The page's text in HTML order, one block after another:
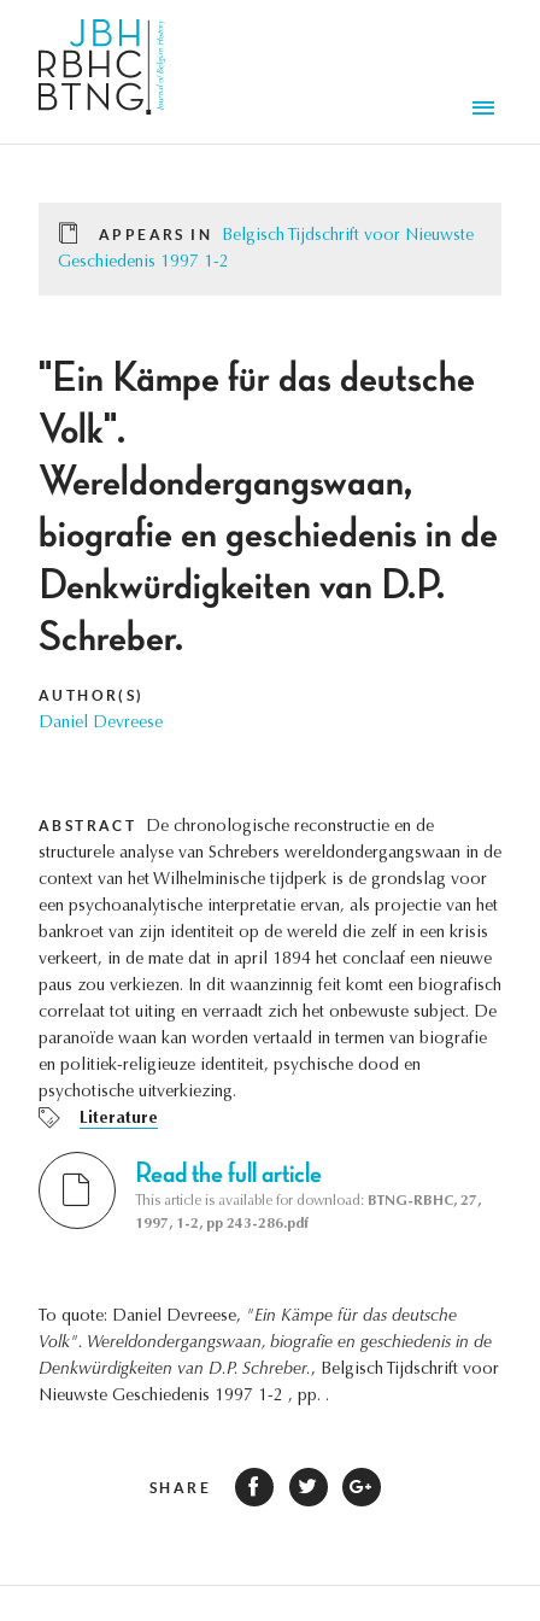
APPEARS IN
Belgisch Tijdschrift voor Nieuwste
Geschiedenis 1997 1-2
"Ein Kämpe für das deutsche
Volk".
Wereldondergangswaan,
biografie en geschiedenis in de
Denkwürdigkeiten van D.P.
Schreber.
AUTHOR(S)
Daniel Devreese
ABSTRACT
De chronologische reconstructie en de
structurele analyse van Schrebers wereldondergangswaan in de
context van het Wilhelminische tijdperk is de grondslag voor
een psychoanalytische interpretatie ervan, als projectie van het
bankroet van zijn identiteit op de wereld die zelf in een krisis
verkeert, in de mate dat in april 1894 het conclaaf een nieuwe
paus zou verkiezen. In dit waanzinnig feit komt een biografisch
correlaat tot uiting en verraadt zich het onbewuste subject. De
paranoïde waan kan worden vertaald in termen van biografie
en politiek-religieuze identiteit, psychische dood en
psychotische uitverkiezing.
Literature
Read the full article
This article is available for download: BTNG-RBHC, 27,
1997, 1-2, pp 243-286.pdf
To quote: Daniel Devreese, "Ein Kämpe für das deutsche
Volk". Wereldondergangswaan, biografie en geschiedenis in de
Denkwürdigkeiten van D.P. Schreber., Belgisch Tijdschrift voor
Nieuwste Geschiedenis 1997 1-2 , pp. .
SHARE